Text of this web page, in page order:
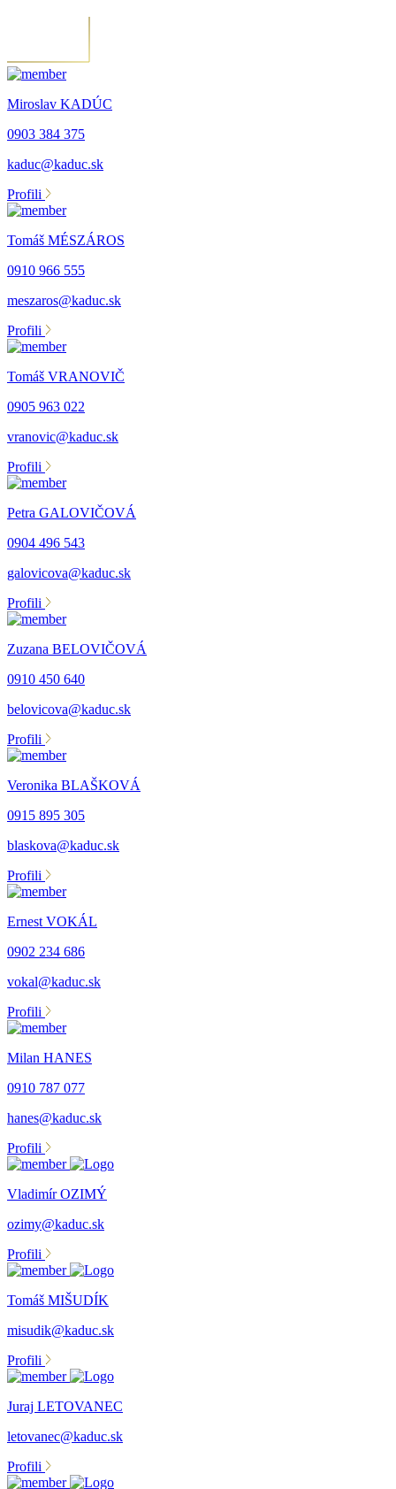
Miroslav KADÚC
0903 384 375
kaduc@kaduc.sk
Profili
Tomáš MÉSZÁROS
0910 966 555
meszaros@kaduc.sk
Profili
Tomáš VRANOVIČ
0905 963 022
vranovic@kaduc.sk
Profili
Petra GALOVIČOVÁ
0904 496 543
galovicova@kaduc.sk
Profili
Zuzana BELOVIČOVÁ
0910 450 640
belovicova@kaduc.sk
Profili
Veronika BLAŠKOVÁ
0915 895 305
blaskova@kaduc.sk
Profili
Ernest VOKÁL
0902 234 686
vokal@kaduc.sk
Profili
Milan HANES
0910 787 077
hanes@kaduc.sk
Profili
Vladimír OZIMÝ
ozimy@kaduc.sk
Profili
Tomáš MIŠUDÍK
misudik@kaduc.sk
Profili
Juraj LETOVANEC
letovanec@kaduc.sk
Profili